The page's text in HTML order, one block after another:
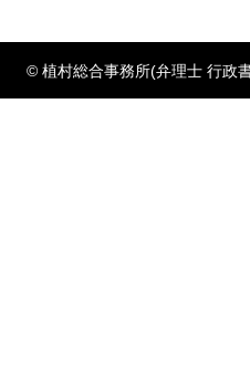
© 植村総合事務所(弁理士 行政